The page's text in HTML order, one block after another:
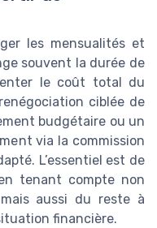
les mensualités et
souvent la durée de
le coût total du
ciblée de
budgétaire ou un
via la commission
L’essentiel est de
tenant compte non
aussi du reste à
financière.